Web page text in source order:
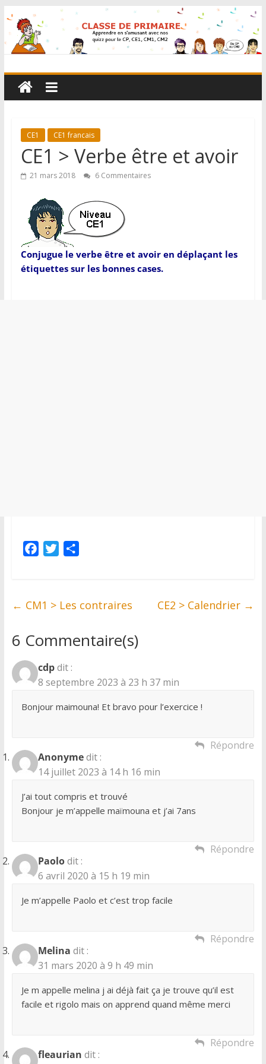
CE1 CE1 francais
CE1 > Verbe être et avoir
21 mars 2018 6 Commentaires
Conjugue le verbe être et avoir en déplaçant les
étiquettes sur les bonnes cases.
b
o
t
r
a
e
← CM1 > Les contraires CE2 > Calendrier →
6 Commentaire(s)
cdpdit :
8 septembre 2023 à 23 h 37 min
Bonjour maimouna! Et bravo pour l’exercice !
Répondre
Anonymedit :
14 juillet 2023 à 14 h 16 min
J’ai tout compris et trouvé
Bonjour je m’appelle maïmouna et j’ai 7ans
Répondre
Paolodit :
6 avril 2020 à 15 h 19 min
Je m’appelle Paolo et c’est trop facile
Répondre
Melina dit :
31 mars 2020 à 9 h 49 min
Je m appelle melina j ai déjà fait ça je trouve qu’il est
facile et rigolo mais on apprend quand même merci
Répondre
fleaurian dit :